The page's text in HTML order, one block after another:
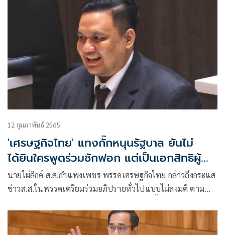
12 กุมภาพันธ์ 2565
'เศรษฐกิจไทย' แทงกั๊กหนุนรัฐบาล ยันไม่
ได้ยินใครพูดร่วมซักฟอก แต่เป็นเอกสิทธิผู้
แทน
นายไผ่ลิกค์ ส.ส.กำแพงเพชร พรรคเศรษฐกิจไทย กล่าวถึงกระแส
ข่าวส.ส.ในพรรคเตรียมร่วมอภิปรายทั่วไปแบบไม่ลงมติ ตาม
ไม่ได้ยินใครพูดถึงว่าจะไปร่วมอภิปราย ตามที่มีกระแสข่าว แต่
โดยหลักการเรื่องการอภิปรายเป็นเอกสิทธิของผู้แทน ย้ำว่าเวลา